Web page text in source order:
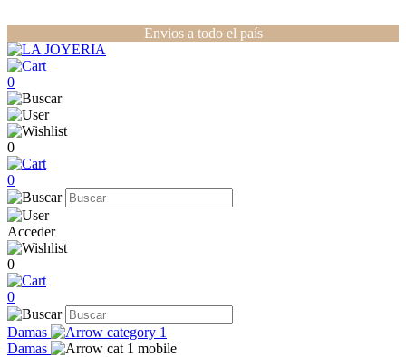
Envios a todo el país
0
0
0
Acceder
0
0
Damas
Damas